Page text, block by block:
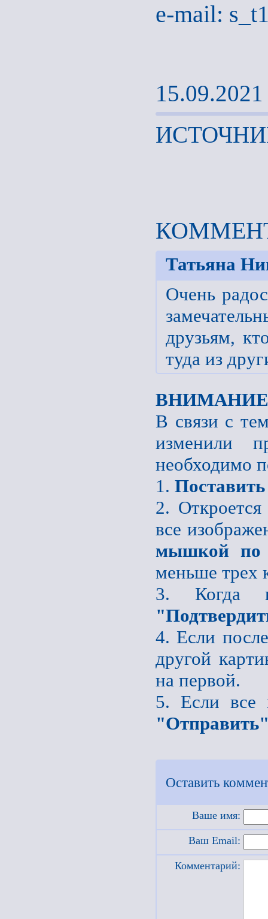
e-mail:
Татьяна
Очень
друзьям,
туда из
В связи с
изменили
необходимо
1.
2.
все
мышкой по
меньше трех
3. Когда
4. Если
другой
на первой.
5. Если все
Оставить
Ваше имя:
Ваш Email:
Комментарий: